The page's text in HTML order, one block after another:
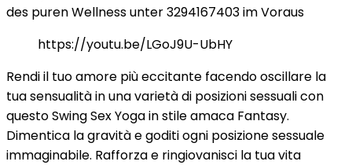
des puren Wellness unter 3294167403 im Voraus
https://youtu.be/LGoJ9U-UbHY
Rendi il tuo amore più eccitante facendo oscillare la
tua sensualità in una varietà di posizioni sessuali con
questo Swing Sex Yoga in stile amaca Fantasy.
Dimentica la gravità e goditi ogni posizione sessuale
immaginabile. Rafforza e ringiovanisci la tua vita